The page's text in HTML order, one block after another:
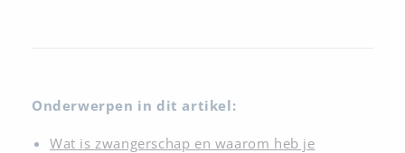
Onderwerpen in dit artikel:
Wat is zwangerschap en waarom heb je